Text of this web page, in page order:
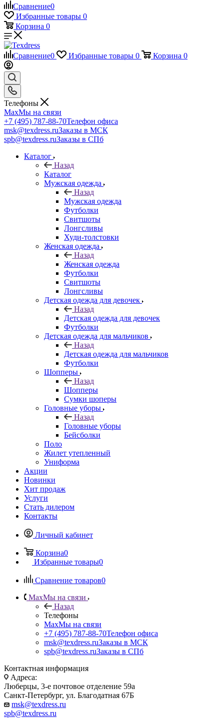
Сравнение0
Избранные товары 0
Корзина 0
Сравнение0 Избранные товары 0 Корзина 0
Телефоны
MaxМы на связи
+7 (495) 787-88-70Телефон офиса
msk@texdress.ruЗаказы в МСК
spb@texdress.ruЗаказы в СПб
Каталог
Назад
Каталог
Мужская одежда
Назад
Мужская одежда
Футболки
Свитшоты
Лонгсливы
Худи-толстовки
Женская одежда
Назад
Женская одежда
Футболки
Свитшоты
Лонгсливы
Детская одежда для девочек
Назад
Детская одежда для девочек
Футболки
Детская одежда для мальчиков
Назад
Детская одежда для мальчиков
Футболки
Шопперы
Назад
Шопперы
Сумки шоперы
Головные уборы
Назад
Головные уборы
Бейсболки
Поло
Жилет утепленный
Униформа
Акции
Новинки
Хит продаж
Услуги
Стать дилером
Контакты
Личный кабинет
Корзина0
Избранные товары0
Сравнение товаров0
MaxМы на связи
Назад
Телефоны
MaxМы на связи
+7 (495) 787-88-70Телефон офиса
msk@texdress.ruЗаказы в МСК
spb@texdress.ruЗаказы в СПб
Контактная информация
Адреса:
Люберцы, 3-е почтовое отделение 59а
Санкт-Петербург, ул. Благодатная 67Б
msk@texdress.ru
spb@texdress.ru